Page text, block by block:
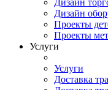
Дизайн
Дизайн
Проекты
Проекты
Услуги
Услуги
Доставка